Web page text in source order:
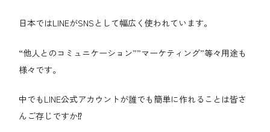
日本ではLINEがSNSとして幅広く使われています。
“他人とのコミュニケーション””マーケティング”等々用途も
様々です。
中でもLINE公式アカウントが誰でも簡単に作れることは皆さ
んご存じですか⁉